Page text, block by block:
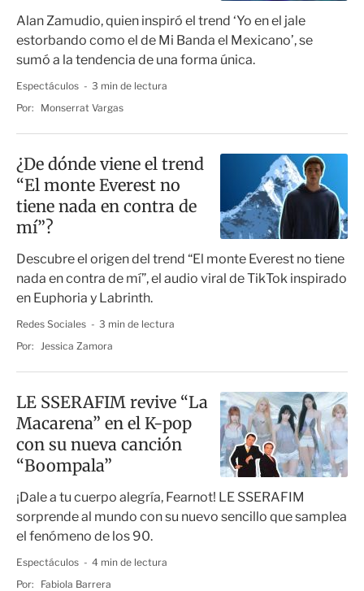
Alan Zamudio, quien inspiró el trend ‘Yo en el jale
estorbando como el de Mi Banda el Mexicano’, se
sumó a la tendencia de una forma única.
Espectáculos
3 min de lectura
Por:
Monserrat Vargas
¿De dónde viene el trend
“El monte Everest no
tiene nada en contra de
mí”?
Descubre el origen del trend “El monte Everest no tiene
nada en contra de mí”, el audio viral de TikTok inspirado
en Euphoria y Labrinth.
Redes Sociales
3 min de lectura
Por: Jessica Zamora
LE SSERAFIM revive “La
Macarena” en el K-pop
con su nueva canción
“Boompala”
¡Dale a tu cuerpo alegría, Fearnot! LE SSERAFIM
sorprende al mundo con su nuevo sencillo que samplea
el fenómeno de los 90.
Espectáculos
4 min de lectura
Por:
Fabiola Barrera